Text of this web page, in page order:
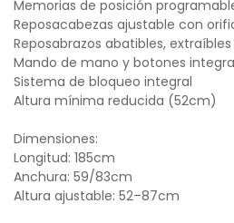
Memorias de posición
Reposacabezas ajustable con
Reposabrazos abatibles,
Mando de mano y botones
Sistema de bloqueo integral
Altura mínima reducida (52cm)
Dimensiones:
Longitud: 185cm
Anchura: 59/83cm
Altura ajustable: 52–87cm